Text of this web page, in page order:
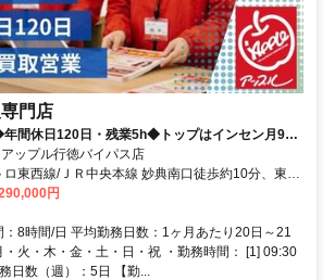
門店
間休日120日・残業5h◆トップはインセン月90
込みテレアポノルマなし
ップル行徳バイパス店
ロ東西線/ＪＲ中央本線 妙典南口徒歩約10分、東京
央本線 行徳徒歩約12分、東京メトロ東西線/ＪＲ
徒歩約34分
円
：8時間/日 平均勤務日数：1ヶ月あたり20日～21
・火・木・金・土・日・祝 ・勤務時間： [1] 09:30
日数（週）：5日 【勤...